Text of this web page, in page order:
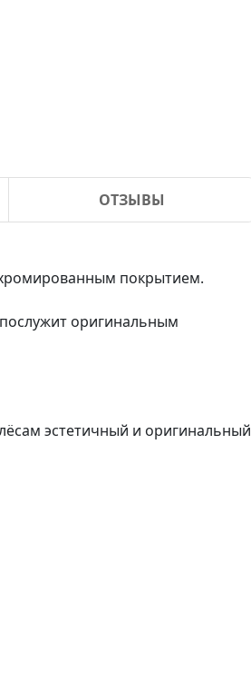
ОТЗЫВЫ
покрытием.
оригинальным
эстетичный и оригинальный